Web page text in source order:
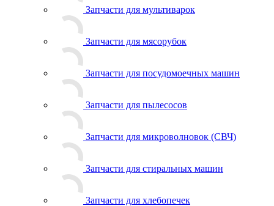
Запчасти для мультиварок
Запчасти для мясорубок
Запчасти для посудомоечных машин
Запчасти для пылесосов
Запчасти для микроволновок (СВЧ)
Запчасти для стиральных машин
Запчасти для хлебопечек